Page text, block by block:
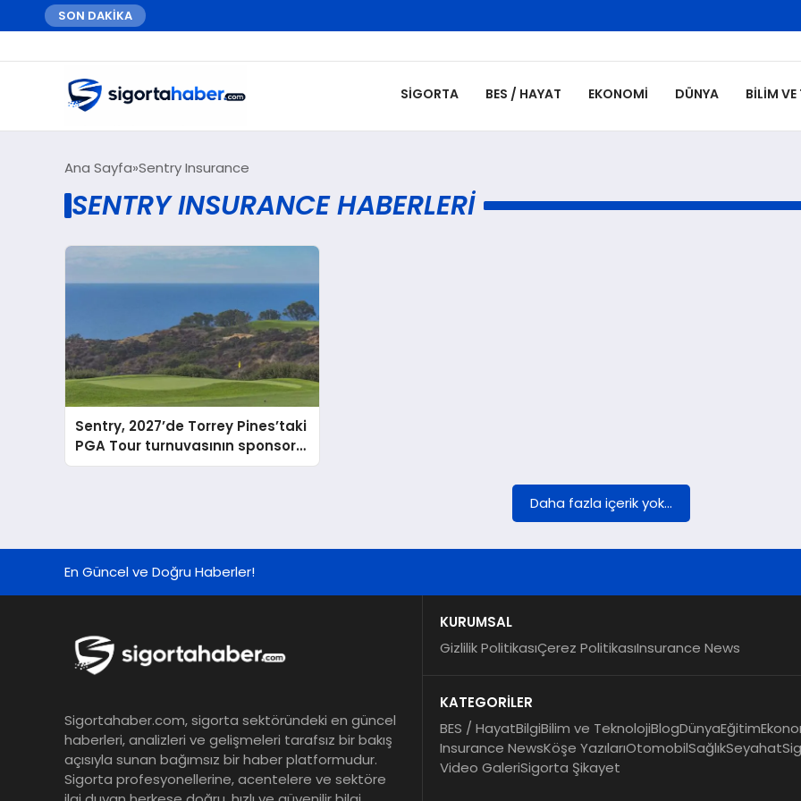
SON DAKİKA
SIGORTA BES / HAYAT EKONOMI DÜNYA BILIM
Ana Sayfa Sentry Insurance
SENTRY INSURANCE HABERLERI
Sentry, 2027’de Torrey Pines’taki
PGA Tour turnuvasının sponsoru
olacak
Daha fazla içerik yok...
En Güncel ve Doğru Haberler!
Sigortahaber.com, sigorta sektöründeki en güncel
haberleri, analizleri ve gelişmeleri tarafsız bir bakış
açısıyla sunan bağımsız bir haber platformudur.
Sigorta profesyonellerine, acentelere ve sektöre
KURUMSAL
Gizlilik PolitikasıÇerez PolitikasıInsurance News
KATEGORİLER
BES / HayatBilgiBilim ve TeknolojiBlogDünyaEğitim
Insurance NewsKöşe YazılarıOtomobilSağlıkSeyahat
Video GaleriSigorta Şikayet